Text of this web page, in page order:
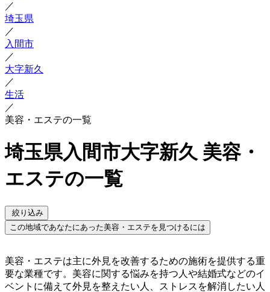
／
埼玉県
／
入間市
／
大字新久
／
生活
／
美容・エステの一覧
埼玉県入間市大字新久 美容・
エステの一覧
絞り込み
この地域であなたにあった美容・エステを見つけるには
美容・エステは主に外見を改善するための施術を提供する重
要な業種です。美容に関する悩みを持つ人や結婚式などのイ
ベントに備えて外見を整えたい人、ストレスを解消したい人